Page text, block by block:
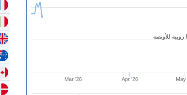
للأونصة
Mar '26 Apr '26 May